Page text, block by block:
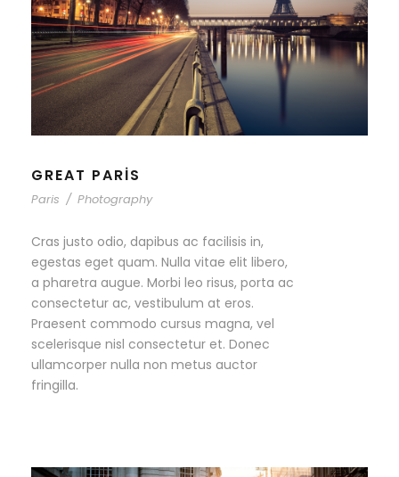
GREAT PARIS
Paris / Photography
Cras justo odio, dapibus ac facilisis in,
egestas eget quam. Nulla vitae elit libero,
a pharetra augue. Morbi leo risus, porta ac
consectetur ac, vestibulum at eros.
Praesent commodo cursus magna, vel
scelerisque nisl consectetur et. Donec
ullamcorper nulla non metus auctor
fringilla.